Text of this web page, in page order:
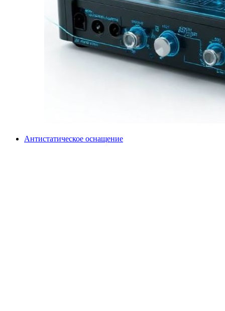
Антистатическое оснащение